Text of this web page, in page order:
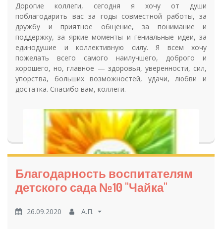
Дорогие коллеги, сегодня я хочу от души
поблагодарить вас за годы совместной работы, за
дружбу и приятное общение, за понимание и
поддержку, за яркие моменты и гениальные идеи, за
единодушие и коллективную силу. Я всем хочу
пожелать всего самого наилучшего, доброго и
хорошего, но, главное — здоровья, уверенности, сил,
упорства, больших возможностей, удачи, любви и
достатка. Спасибо вам, коллеги.
Благодарность воспитателям
детского сада №10 "Чайка"
26.09.2020 А.П.